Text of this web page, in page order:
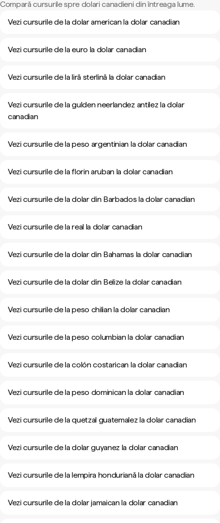
Compară cursurile spre dolari canadieni din întreaga lume.
Vezi cursurile de la dolar american la dolar canadian
Vezi cursurile de la euro la dolar canadian
Vezi cursurile de la liră sterlină la dolar canadian
Vezi cursurile de la gulden neerlandez antilez la dolar
canadian
Vezi cursurile de la peso argentinian la dolar canadian
Vezi cursurile de la florin aruban la dolar canadian
Vezi cursurile de la dolar din Barbados la dolar canadian
Vezi cursurile de la real la dolar canadian
Vezi cursurile de la dolar din Bahamas la dolar canadian
Vezi cursurile de la dolar din Belize la dolar canadian
Vezi cursurile de la peso chilian la dolar canadian
Vezi cursurile de la peso columbian la dolar canadian
Vezi cursurile de la colón costarican la dolar canadian
Vezi cursurile de la peso dominican la dolar canadian
Vezi cursurile de la quetzal guatemalez la dolar canadian
Vezi cursurile de la dolar guyanez la dolar canadian
Vezi cursurile de la lempira honduriană la dolar canadian
Vezi cursurile de la dolar jamaican la dolar canadian